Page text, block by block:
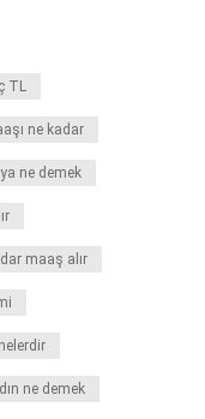
TL
ne kadar
ne demek
maaş alır
ne demek